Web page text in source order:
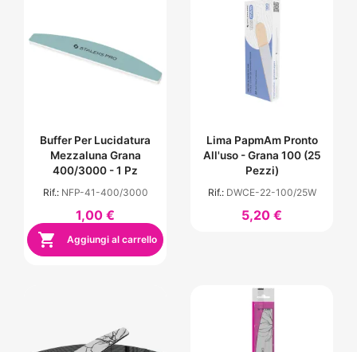
Buffer Per Lucidatura
Mezzaluna Grana
400/3000 - 1 Pz
Rif.: NFP-41-400/3000
1,00 €
 Aggiungi al carrello
Lima PapmAm Pronto
All'uso - Grana 100 (25
Pezzi)
Rif.: DWCE-22-100/25W
5,20 €